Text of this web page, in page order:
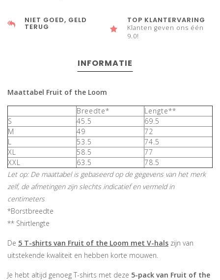
NIET GOED, GELD
TERUG
TOP KLANTERVARING
Klanten geven ons één
9.0!
INFORMATIE
Maattabel Fruit of the Loom
Breedte*
Lengte**
S
45.5
69.5
M
49
72
L
53.5
74.5
XL
58.5
77
XXL
63.5
78.5
Let op: De maattabel is gebaseerd op de gegevens van het merk
zelf, de afmetingen zijn slechts indicatief en vermeld in
centimeters
*Borstbreedte
** Shirtlengte
De 5 T-shirts van Fruit of the Loom met V-hals zijn van
uitstekende kwaliteit en hebben korte mouwen.
Je hebt altijd genoeg T-shirts met deze 5-pack van Fruit of the